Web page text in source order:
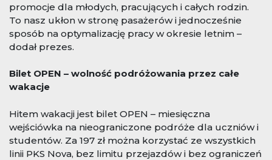
promocje dla młodych, pracujących i całych rodzin.
To nasz ukłon w stronę pasażerów i jednocześnie
sposób na optymalizację pracy w okresie letnim –
dodał prezes.
Bilet OPEN – wolność podróżowania przez całe
wakacje
Hitem wakacji jest bilet OPEN – miesięczna
wejściówka na nieograniczone podróże dla uczniów i
studentów. Za 197 zł można korzystać ze wszystkich
linii PKS Nova, bez limitu przejazdów i bez ograniczeń